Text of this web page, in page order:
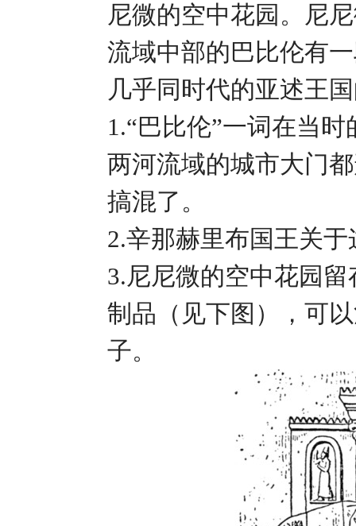
尼微的空中花园。尼
流域中部的巴比伦有
几乎同时代的亚述王
1.“巴比伦”一词在当
两河流域的城市大门
搞混了。
2.辛那赫里布国王关
3.尼尼微的空中花园
制品（见下图），可
子。